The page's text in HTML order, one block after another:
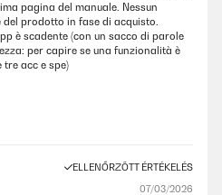
pagina del manuale. Nessun
prodotto in fase di acquisto.
è scadente (con un sacco di parole
per capire se una funzionalità è
acc e spe)
ELLENŐRZÖTT ÉRTÉKELÉS
07/03/2026